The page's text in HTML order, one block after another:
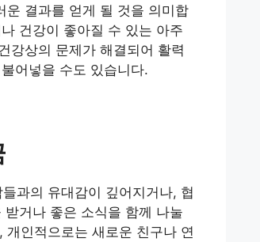
운 결과를 얻게 될 것을 의미합
건강이 좋아질 수 있는 아주
강상의 문제가 해결되어 활력
어넣을 수도 있습니다.
과의 유대감이 깊어지거나, 협
거나 좋은 소식을 함께 나눌
인적으로는 새로운 친구나 연